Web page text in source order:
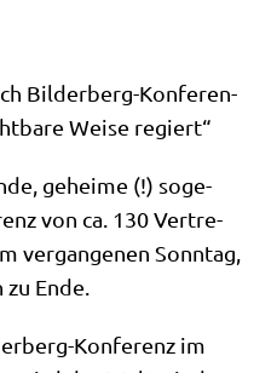
Bil­der­berg-Kon­fe­ren­
Wei­se regiert“
gehei­me (!) soge­
von ca. 130 Ver­tre­
ver­gan­ge­nen Sonn­tag,
zu Ende.
Kon­fe­renz im